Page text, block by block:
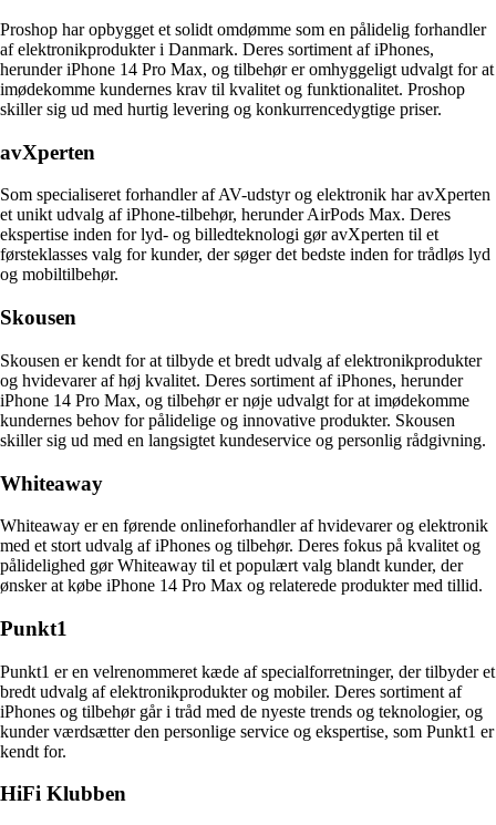
Proshop har opbygget et solidt omdømme som en pålidelig forhandler
af elektronikprodukter i Danmark. Deres sortiment af iPhones,
herunder iPhone 14 Pro Max, og tilbehør er omhyggeligt udvalgt for at
imødekomme kundernes krav til kvalitet og funktionalitet. Proshop
skiller sig ud med hurtig levering og konkurrencedygtige priser.
avXperten
Som specialiseret forhandler af AV-udstyr og elektronik har avXperten
et unikt udvalg af iPhone-tilbehør, herunder AirPods Max. Deres
ekspertise inden for lyd- og billedteknologi gør avXperten til et
førsteklasses valg for kunder, der søger det bedste inden for trådløs lyd
og mobiltilbehør.
Skousen
Skousen er kendt for at tilbyde et bredt udvalg af elektronikprodukter
og hvidevarer af høj kvalitet. Deres sortiment af iPhones, herunder
iPhone 14 Pro Max, og tilbehør er nøje udvalgt for at imødekomme
kundernes behov for pålidelige og innovative produkter. Skousen
skiller sig ud med en langsigtet kundeservice og personlig rådgivning.
Whiteaway
Whiteaway er en førende onlineforhandler af hvidevarer og elektronik
med et stort udvalg af iPhones og tilbehør. Deres fokus på kvalitet og
pålidelighed gør Whiteaway til et populært valg blandt kunder, der
ønsker at købe iPhone 14 Pro Max og relaterede produkter med tillid.
Punkt1
Punkt1 er en velrenommeret kæde af specialforretninger, der tilbyder et
bredt udvalg af elektronikprodukter og mobiler. Deres sortiment af
iPhones og tilbehør går i tråd med de nyeste trends og teknologier, og
kunder værdsætter den personlige service og ekspertise, som Punkt1 er
kendt for.
HiFi Klubben